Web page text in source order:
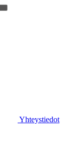
Yhteystiedot